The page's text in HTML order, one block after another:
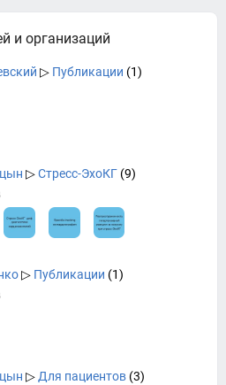
и организаций
▷ Публикации (1)
▷Стресс-ЭхоКГ (9)
▷ Публикации (1)
▷ Для пациентов (3)